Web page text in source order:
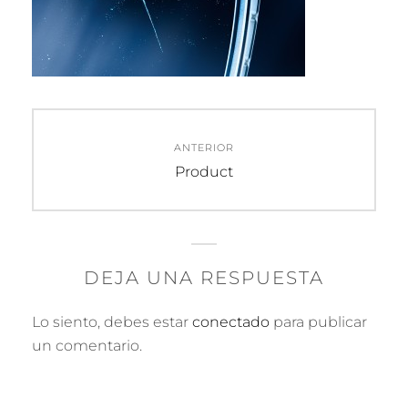
entradas
ANTERIOR
Entrada
Product
DEJA UNA RESPUESTA
Lo siento, debes estar conectado para publicar
un comentario.